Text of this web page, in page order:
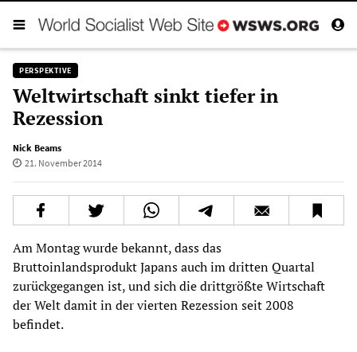
PERSPEKTIVE
Weltwirtschaft sinkt tiefer in
Rezession
Nick Beams
21. November 2014
Am Montag wurde bekannt, dass das
Bruttoinlandsprodukt Japans auch im dritten Quartal
zurückgegangen ist, und sich die drittgrößte Wirtschaft
der Welt damit in der vierten Rezession seit 2008
befindet.